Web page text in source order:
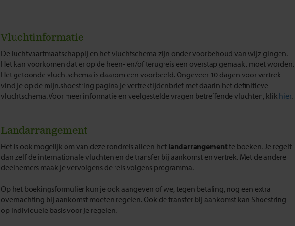
Vluchtinformatie
De luchtvaartmaatschappij en het vluchtschema zijn onder voorbehoud van wijzigingen.
Het kan voorkomen dat er op de heen- en/of terugreis een overstap gemaakt moet worden.
Het getoonde vluchtschema is daarom een voorbeeld. Ongeveer 10 dagen voor vertrek
vind je op de mijn.shoestring pagina je vertrektijdenbrief met daarin het definitieve
vluchtschema. Voor meer informatie en veelgestelde vragen betreffende vluchten, klik hier.
Landarrangement
Het is ook mogelijk om van deze rondreis alleen het landarrangement te boeken. Je regelt
dan zelf de internationale vluchten en de transfer bij aankomst en vertrek. Met de andere
deelnemers maak je vervolgens de reis volgens programma.
Op het boekingsformulier kun je ook aangeven of we, tegen betaling, nog een extra
overnachting bij aankomst moeten regelen. Ook de transfer bij aankomst kan Shoestring
op individuele basis voor je regelen.